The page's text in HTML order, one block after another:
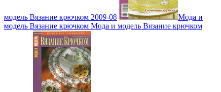
модель Вязание крючком 2009-08
Мода и
модель Вязание крючком Мода и модель Вязание крючком